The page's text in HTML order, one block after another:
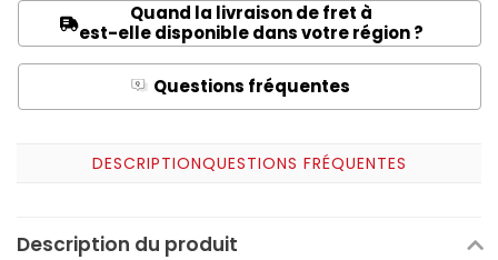
Quand la livraison de fret à
est-elle disponible dans votre région ?
Q Questions fréquentes
DESCRIPTIONQUESTIONS FRÉQUENTES
Description du produit